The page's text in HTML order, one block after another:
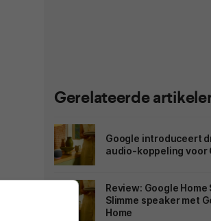
Gerelateerde
Google introduceert
audio-koppeling voor
Review: Google Home
Slimme speaker met
Home